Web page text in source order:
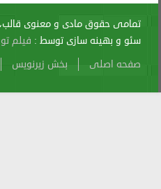
از آن پیگرد قانونی دارد.
Search Alexa